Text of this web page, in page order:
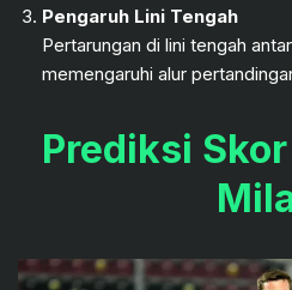
Pengaruh Lini Tengah
Pertarungan di lini tengah
memengaruhi alur
Prediksi